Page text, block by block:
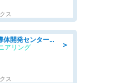
ス
＞
一般事務・OA事務/半導体開発センター内で事務&軽作業スタッフ、募集
アリング
ス